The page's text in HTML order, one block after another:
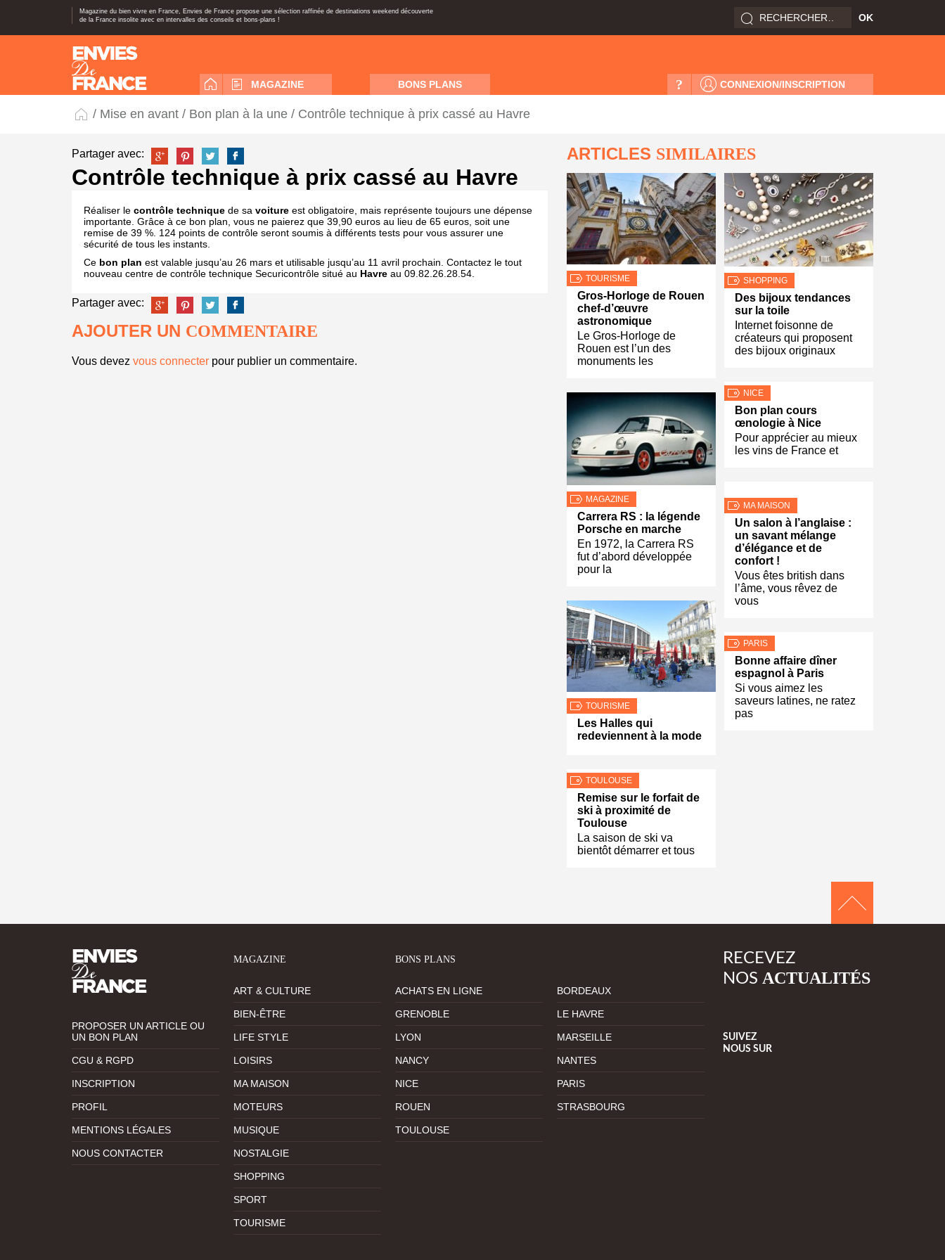
Magazine du bien vivre en France, Envies de France propose une sélection raffinée de destinations weekend découverte
de la France insolite avec en intervalles des conseils et bons-plans !
MAGAZINE BONS PLANS CONNEXION/INSCRIPTION
?
/ Mise en avant / Bon plan à la une / Contrôle technique à prix cassé au Havre
Partager avec:
Contrôle technique à prix cassé au Havre
Réaliser le contrôle technique de sa voiture est obligatoire, mais représente toujours une dépense
importante. Grâce à ce bon plan, vous ne paierez que 39,90 euros au lieu de 65 euros, soit une
remise de 39 %. 124 points de contrôle seront soumis à différents tests pour vous assurer une
sécurité de tous les instants.
Ce bon plan est valable jusqu’au 26 mars et utilisable jusqu’au 11 avril prochain. Contactez le tout
nouveau centre de contrôle technique Securicontrôle situé au Havre au 09.82.26.28.54.
Partager avec:
AJOUTER UN COMMENTAIRE
Vous devez vous connecter pour publier un commentaire.
ARTICLES SIMILAIRES
TOURISME
Gros-Horloge de Rouen
chef-d’œuvre
astronomique
Le Gros-Horloge de
Rouen est l’un des
monuments les
MAGAZINE
Carrera RS : la légende
Porsche en marche
En 1972, la Carrera RS
fut d’abord développée
pour la
TOURISME
Les Halles qui
redeviennent à la mode
TOULOUSE
Remise sur le forfait de
ski à proximité de
Toulouse
La saison de ski va
bientôt démarrer et tous
SHOPPING
Des bijoux tendances
sur la toile
Internet foisonne de
créateurs qui proposent
des bijoux originaux
NICE
Bon plan cours
œnologie à Nice
Pour apprécier au mieux
les vins de France et
MA MAISON
Un salon à l’anglaise :
un savant mélange
d’élégance et de
confort !
Vous êtes british dans
l’âme, vous rêvez de
vous
PARIS
Bonne affaire dîner
espagnol à Paris
Si vous aimez les
saveurs latines, ne ratez
pas
PROPOSER UN ARTICLE OU
UN BON PLAN
CGU & RGPD
INSCRIPTION
PROFIL
MENTIONS LÉGALES
NOUS CONTACTER
MAGAZINE
ART & CULTURE
BIEN-ÊTRE
LIFE STYLE
LOISIRS
MA MAISON
MOTEURS
MUSIQUE
NOSTALGIE
SHOPPING
SPORT
TOURISME
BONS PLANS
ACHATS EN LIGNE BORDEAUX
GRENOBLE LE HAVRE
LYON MARSEILLE
NANCY NANTES
NICE PARIS
ROUEN STRASBOURG
TOULOUSE
RECEVEZ
NOS ACTUALITÉS
SUIVEZ
NOUS SUR